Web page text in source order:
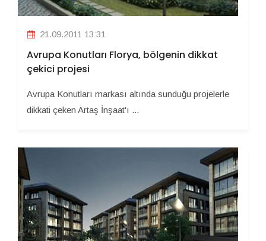
21.09.2011 13:31
Avrupa Konutları Florya, bölgenin dikkat
çekici projesi
Avrupa Konutları markası altında sunduğu projelerle
dikkati çeken Artaş İnşaat'ı ...